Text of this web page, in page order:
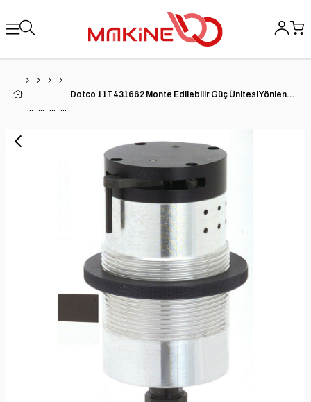
Dotco 11T431662 Monte Edilebilir Güç Ünitesi Yönlendirici | 11-43 Serisi | 1.7 HP | 16.000 RPM | Alüminyum Gövde